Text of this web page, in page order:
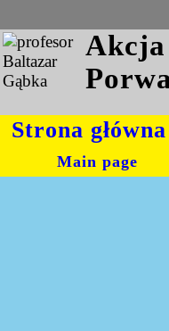
Akcja
Strona główna
Main page